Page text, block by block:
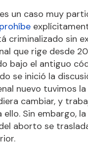
un caso muy
prohíbe
criminalizado sin
que rige desde
bajo el antiguo
se inició la
nuevo tuvimos
cambiar, y
Sin embargo,
aborto se